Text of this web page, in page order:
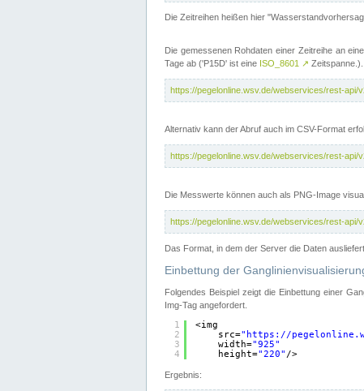
Die Zeitreihen heißen hier
Die gemessenen Rohdaten einer Zeitreihe an
Tage ab ('P15D' ist eine ISO_8601 ↗
https://pegelonline.wsv.de/webservices/rest-api/
Alternativ kann der Abruf auch im CSV-Format
https://pegelonline.wsv.de/webservices/rest-api/
Die Messwerte können auch als PNG-Image
https://pegelonline.wsv.de/webservices/rest-api/
Das Format, in dem der Server die Daten
Einbettung der
Folgendes Beispiel zeigt die Einbettung einer
Img-Tag angefordert.
1
2
3
4
<img
src=" https://
width="925"
height="220" />
Ergebnis: